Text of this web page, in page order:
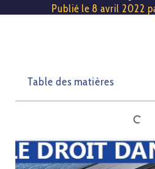
Publié le 8 avril 2022
Table des matières